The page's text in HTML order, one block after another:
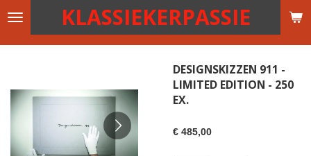
Ga
KLASSIEKERPASSIE
DESIGNSKIZZEN 911 -
LIMITED EDITION - 250
EX.
€ 485,00